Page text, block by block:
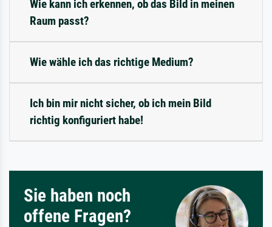
Wie kann ich erkennen, ob das Bild in meinen
Raum passt?
Wie wähle ich das richtige Medium?
Ich bin mir nicht sicher, ob ich mein Bild
richtig konfiguriert habe!
Sie haben noch
offene Fragen?